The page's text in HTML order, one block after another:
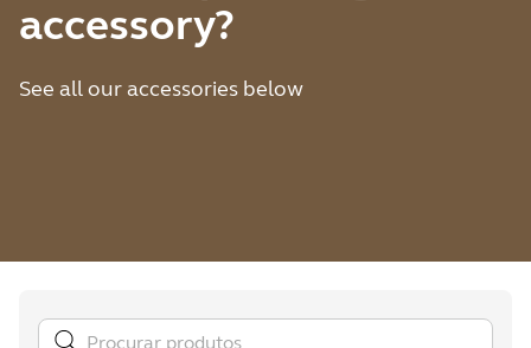
accessory?
See all our accessories below